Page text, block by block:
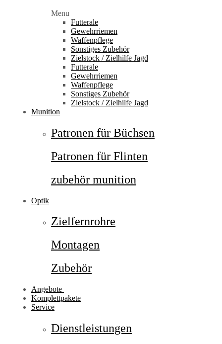
Menu
Futterale
Gewehrriemen
Waffenpflege
Sonstiges Zubehör
Zielstock / Zielhilfe Jagd
Futterale
Gewehrriemen
Waffenpflege
Sonstiges Zubehör
Zielstock / Zielhilfe Jagd
Munition
Patronen für Büchsen
Patronen für Flinten
zubehör munition
Optik
Zielfernrohre
Montagen
Zubehör
Angebote
Komplettpakete
Service
Dienstleistungen